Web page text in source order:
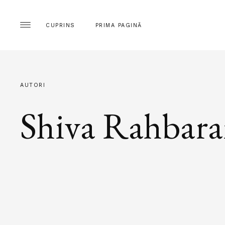
CUPRINS PRIMA PAGINĂ
AUTORI
Shiva